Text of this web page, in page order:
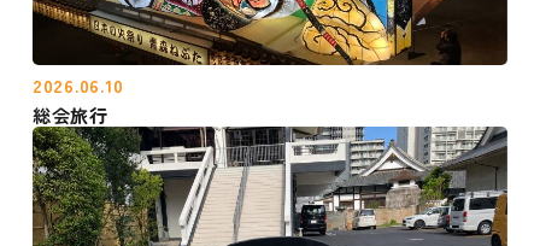
2026.06.10
総会旅行